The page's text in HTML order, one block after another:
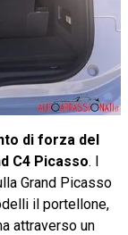
di forza del
C4 Picasso. I
Grand Picasso
il portellone,
attraverso un